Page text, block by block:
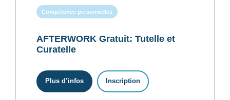
Compétence personnelles
AFTERWORK Gratuit: Tutelle et
Curatelle
Plus d’infos Inscription